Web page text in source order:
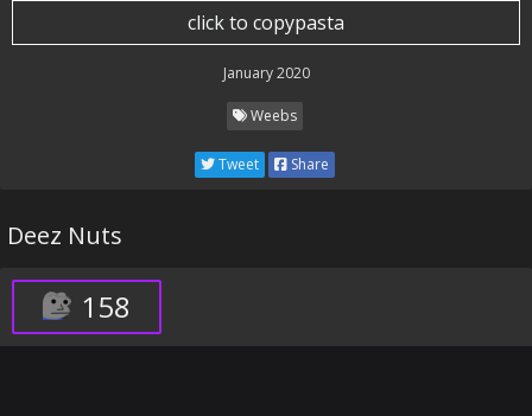
click to copypasta
January 2020
Weebs
Tweet Share
Deez Nuts
158